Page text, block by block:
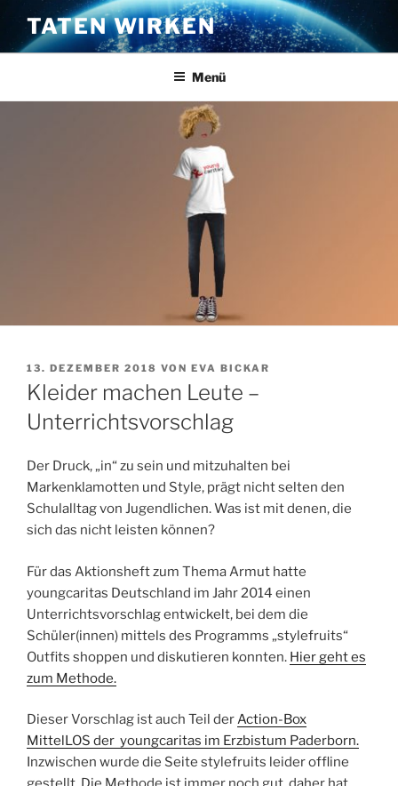
Inhalt
springen
TATEN WIRKEN
Menü
VERÖFFENTLICHT
AM
13. DEZEMBER 2018 VON EVA BICKAR
Kleider machen Leute –
Unterrichtsvorschlag
Der Druck, „in“ zu sein und mitzuhalten bei
Markenklamotten und Style, prägt nicht selten den
Schulalltag von Jugendlichen. Was ist mit denen, die
sich das nicht leisten können?
Für das Aktionsheft zum Thema Armut hatte
youngcaritas Deutschland im Jahr 2014 einen
Unterrichtsvorschlag entwickelt, bei dem die
Schüler(innen) mittels des Programms „stylefruits“
Outfits shoppen und diskutieren konnten. Hier geht es
zum Methode.
Dieser Vorschlag ist auch Teil derAction-Box
MittelLOS der youngcaritas im Erzbistum Paderborn.
Inzwischen wurde die Seite stylefruits leider offline